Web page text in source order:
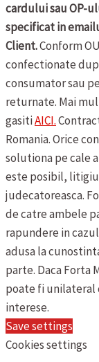
cardului sau OP-
specificat in
Client.Conform
confectionate
consumator sau
returnate. Mai
gasitiAICI.
Romania. Orice
solutiona pe cale
este posibil,
judecatoreasca.
de catre ambele
rapundere in
adusa la
parte. Daca Forta
poate fi unilateral
interese.
Save settings
Cookies settings